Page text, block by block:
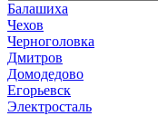
Балашиха
Чехов
Черноголовка
Дмитров
Домодедово
Егорьевск
Электросталь